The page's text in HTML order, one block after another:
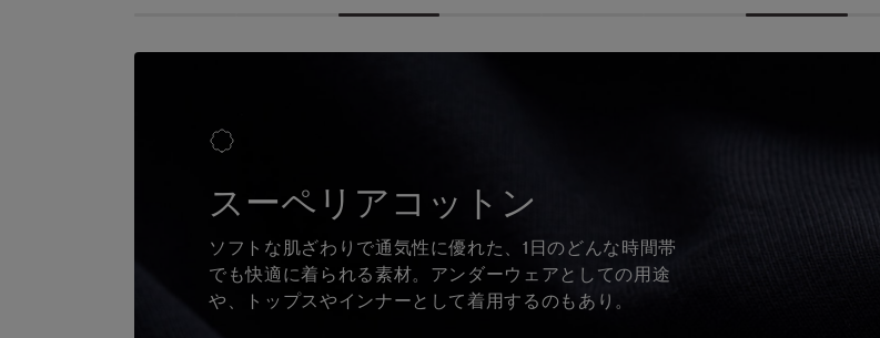
スーペリアコットン
ソフトな肌ざわりで通気性に優れた、1日のどんな時間帯
でも快適に着られる素材。アンダーウェアとしての用途
や、トップスやインナーとして着用するのもあり。